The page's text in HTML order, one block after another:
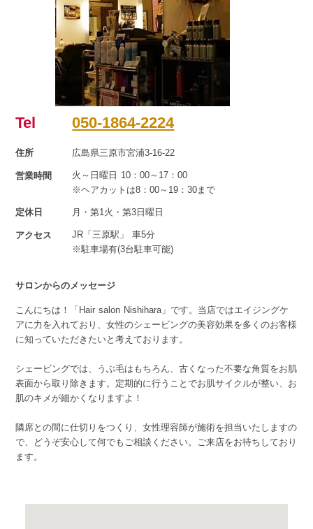
Tel 050-1864-2224
住所 広島県三原市宮浦3-16-22
営業時間
火～日曜日 10：00～17：00
※ヘアカットは8：00～19：30まで
定休日 月・第1火・第3日曜日
アクセス
JR「三原駅」 車5分
※駐車場有(3台駐車可能)
サロンからのメッセージ
こんにちは！「Hair salon Nishihara」です。当店ではエイジングケ
アに力を入れており、女性のシェービングの美容効果を多くのお客様
に知っていただきたいと考えております。
シェービングでは、うぶ毛はもちろん、古くなった不要な角質をお肌
表面から取り除きます。定期的に行うことでお肌サイクルが整い、お
肌のキメが細かくなりますよ！
隣席との間に仕切りをつくり、女性理容師が施術を担当いたしますの
で、どうぞ安心して何でもご相談ください。ご来店をお待ちしており
ます。